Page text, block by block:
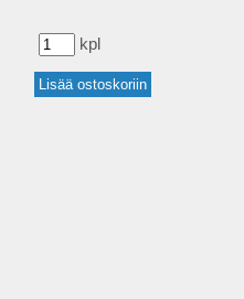
kpl